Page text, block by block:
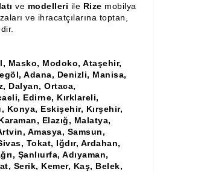
ve modelleri ile Rize mobilya
ve ihracatçılarına toptan,
Masko, Modoko, Ataşehir,
Adana, Denizli, Manisa,
Dalyan, Ortaca,
Edirne, Kırklareli,
Konya, Eskişehir, Kırşehir,
Elazığ, Malatya,
Amasya, Samsun,
Tokat, Iğdır, Ardahan,
Şanlıurfa, Adıyaman,
Serik, Kemer, Kaş, Belek,